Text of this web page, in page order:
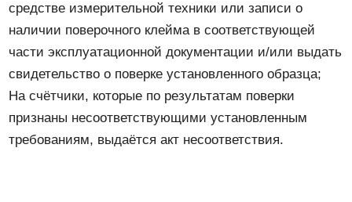
средстве измерительной техники или записи о
наличии поверочного клейма в соответствующей
части эксплуатационной документации и/или выдать
свидетельство о поверке установленного образца;
На счётчики, которые по результатам поверки
признаны несоответствующими установленным
требованиям, выдаётся акт несоответствия.